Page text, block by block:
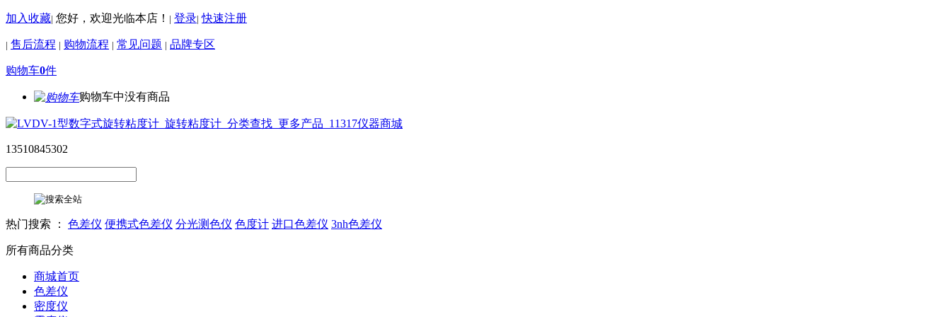
加入收藏| 您好，欢迎光临本店！ | 登录| 快速注册
| 售后流程 | 购物流程 | 常见问题 | 品牌专区
购物车0件
购物车中没有商品
13510845302
热门搜索 ： 色差仪 便携式色差仪 分光测色仪 色度计 进口色差仪 3nh色差仪
所有商品分类
商城首页
色差仪
密度仪